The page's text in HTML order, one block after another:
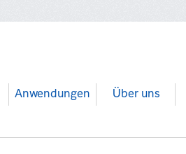
Anwendungen Über uns